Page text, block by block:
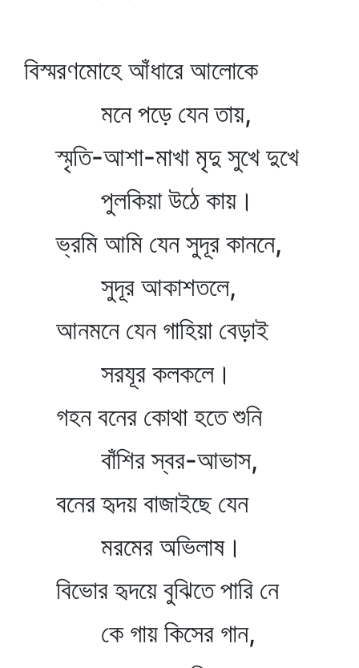
বিস্মরণমোহে আঁধারে আলোকে
মনে পড়ে যেন তায়,
স্মৃতি-আশা-মাখা মৃদু সুখে দুখে
পুলকিয়া উঠে কায়।
ভ্রমি আমি যেন সুদূর কাননে,
সুদূর আকাশতলে,
আনমনে যেন গাহিয়া বেড়াই
সরযূর কলকলে।
গহন বনের কোথা হতে শুনি
বাঁশির স্বর-আভাস,
বনের হৃদয় বাজাইছে যেন
মরমের অভিলাষ।
বিভোর হৃদয়ে বুঝিতে পারি নে
কে গায় কিসের গান,